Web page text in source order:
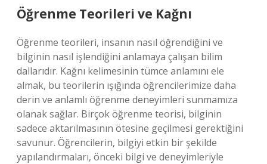
Öğrenme Teorileri ve Kağnı
Öğrenme teorileri, insanın nasıl öğrendiğini ve
bilginin nasıl işlendiğini anlamaya çalışan bilim
dallarıdır. Kağnı kelimesinin tümce anlamını ele
almak, bu teorilerin ışığında öğrencilerimize daha
derin ve anlamlı öğrenme deneyimleri sunmamıza
olanak sağlar. Birçok öğrenme teorisi, bilginin
sadece aktarılmasının ötesine geçilmesi gerektiğini
savunur. Öğrencilerin, bilgiyi etkin bir şekilde
yapılandırmaları, önceki bilgi ve deneyimleriyle